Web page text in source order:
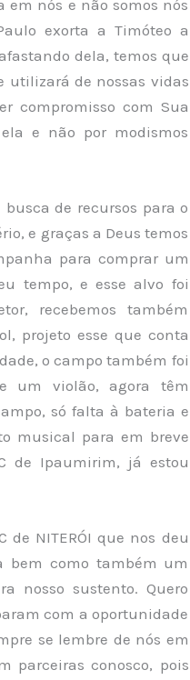
em nós e não somos nós
exorta a Timóteo a
dela, temos que
utilizará de nossas vidas
compromisso com Sua
e não por modismos
de recursos para o
e graças a Deus temos
para comprar um
tempo, e esse alvo foi
recebemos também
projeto esse que conta
o campo também foi
um violão, agora têm
só falta à bateria e
musical para em breve
de Ipaumirim, já estou
de NITERÓI que nos deu
bem como também um
nosso sustento. Quero
com a oportunidade
se lembre de nós em
parceiras conosco, pois